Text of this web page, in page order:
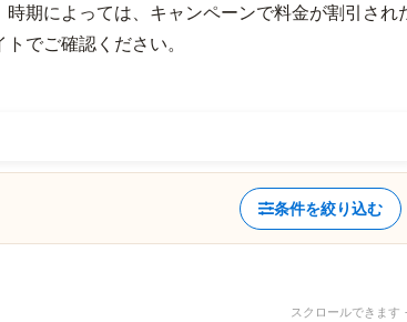
期によっては、キャンペーンで料金が割引され
でご確認ください。
条件を絞り込む
スクロールできま